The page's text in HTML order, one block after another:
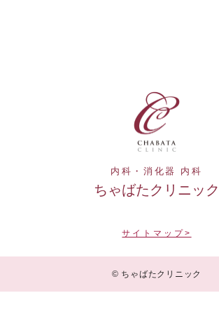
内科・消化器 内科
ちゃばたクリニック
サイトマップ>
© ちゃばたクリニック